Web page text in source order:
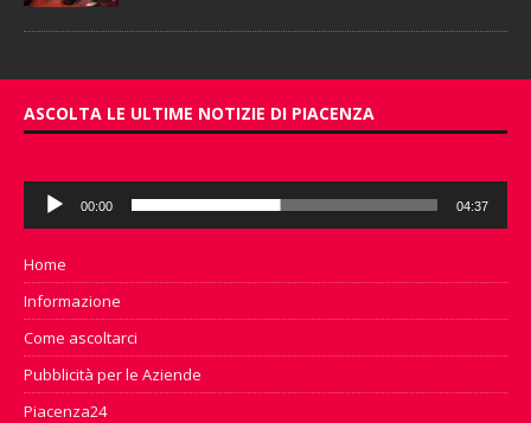
ASCOLTA LE ULTIME NOTIZIE DI PIACENZA
Audio
Player
00:00 04:37
Home
Informazione
Come ascoltarci
Pubblicità per le Aziende
Piacenza24